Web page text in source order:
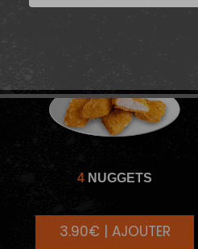
4 NUGGETS
3.90€ | AJOUTER